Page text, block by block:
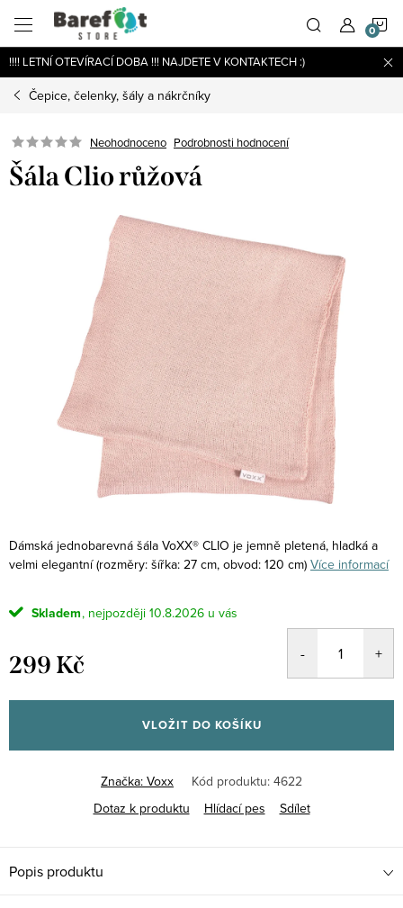
obsah
!!!! LETNÍ OTEVÍRACÍ DOBA !!! NAJDETE V KONTAKTECH :)
Čepice, čelenky, šály a nákrčníky
Neohodnoceno Podrobnosti hodnocení
Šála Clio růžová
Dámská jednobarevná šála VoXX® CLIO je jemně pletená, hladká a
velmi elegantní (rozměry: šířka: 27 cm, obvod: 120 cm) Více informací
Skladem 10.8.2026
299 Kč
cena:
VLOŽIT DO KOŠÍKU
Značka: Voxx Kód produktu: 4622
Dotaz k produktu
Hlídací pes Sdílet
Popis produktu